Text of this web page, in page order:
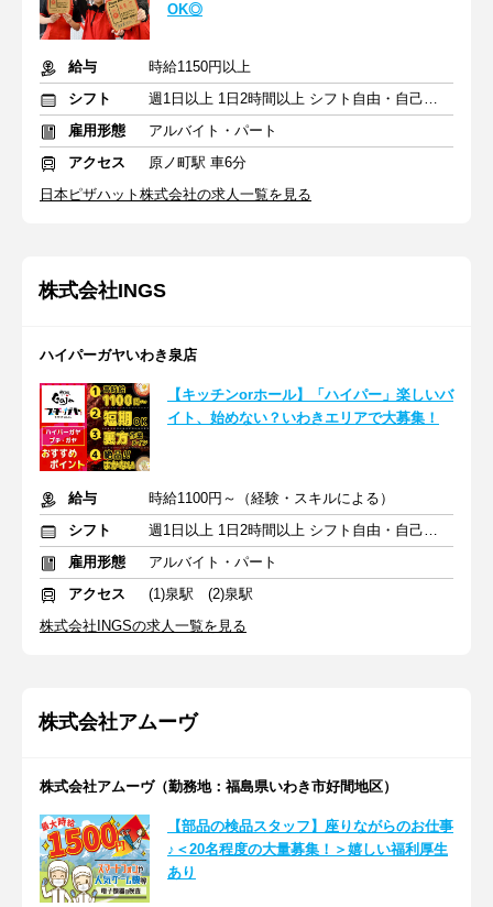
OK◎
給与
時給1150円以上
シフト
週1日以上 1日2時間以上 シフト自由・自己申告
雇用形態
アルバイト・パート
アクセス
原ノ町駅 車6分
日本ピザハット株式会社の求人一覧を見る
株式会社INGS
ハイパーガヤいわき泉店
【キッチンorホール】「ハイパー」楽しいバ
イト、始めない？いわきエリアで大募集！
給与
時給1100円～（経験・スキルによる）
シフト
週1日以上 1日2時間以上 シフト自由・自己申告
雇用形態
アルバイト・パート
アクセス
(1)泉駅 (2)泉駅
株式会社INGSの求人一覧を見る
株式会社アムーヴ
株式会社アムーヴ（勤務地：福島県いわき市好間地区）
【部品の検品スタッフ】座りながらのお仕事
♪＜20名程度の大量募集！＞嬉しい福利厚生
あり